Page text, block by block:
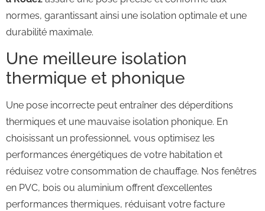
normes, garantissant ainsi une isolation optimale et une
durabilité maximale.
Une meilleure isolation
thermique et phonique
Une pose incorrecte peut entraîner des déperditions
thermiques et une mauvaise isolation phonique. En
choisissant un professionnel, vous optimisez les
performances énergétiques de votre habitation et
réduisez votre consommation de chauffage. Nos fenêtres
en PVC, bois ou aluminium offrent d’excellentes
performances thermiques, réduisant votre facture